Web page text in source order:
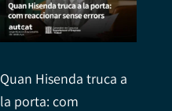
Quan Hisenda truca a
la porta: com